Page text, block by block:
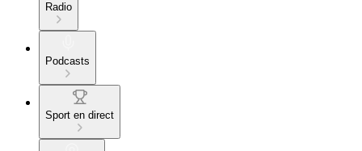
Radio
Podcasts
Sport en direct